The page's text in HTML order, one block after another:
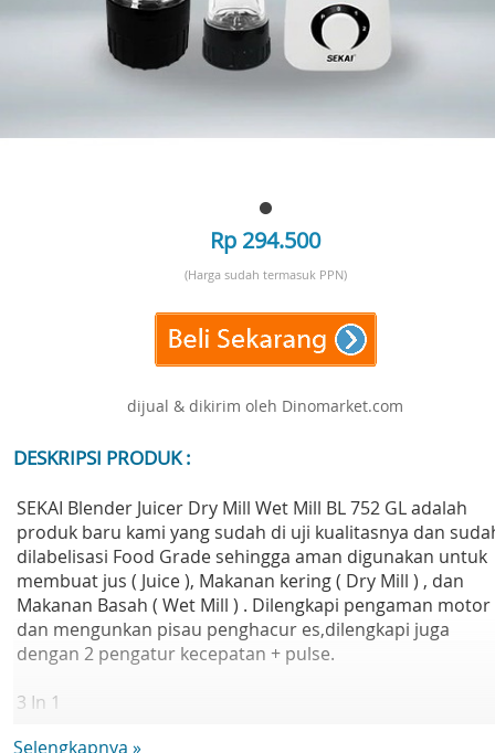
Rp 294.500
(Harga sudah termasuk PPN)
dijual & dikirim oleh Dinomarket.com
DESKRIPSI PRODUK :
SEKAI Blender Juicer Dry Mill Wet Mill BL 752 GL adalah
produk baru kami yang sudah di uji kualitasnya dan
dilabelisasi Food Grade sehingga aman digunakan untuk
membuat jus ( Juice ), Makanan kering ( Dry Mill ) , dan
Makanan Basah ( Wet Mill ) . Dilengkapi pengaman motor
dan mengunkan pisau penghacur es,dilengkapi juga
dengan 2 pengatur kecepatan + pulse.
3 In 1
Selengkapnya »